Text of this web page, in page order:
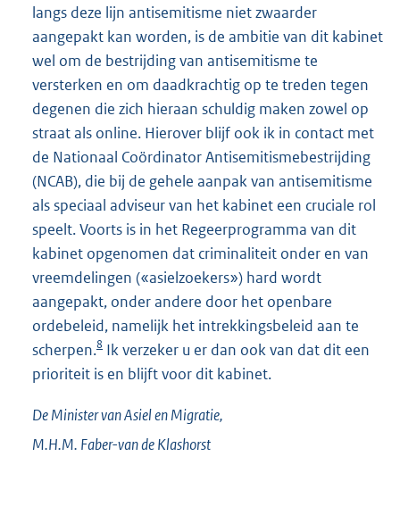
langs deze lijn antisemitisme niet zwaarder
aangepakt kan worden, is de ambitie van dit kabinet
wel om de bestrijding van antisemitisme te
versterken en om daadkrachtig op te treden tegen
degenen die zich hieraan schuldig maken zowel op
straat als online. Hierover blijf ook ik in contact met
de Nationaal Coördinator Antisemitismebestrijding
(NCAB), die bij de gehele aanpak van antisemitisme
als speciaal adviseur van het kabinet een cruciale rol
speelt. Voorts is in het Regeerprogramma van dit
kabinet opgenomen dat criminaliteit onder en van
vreemdelingen («asielzoekers») hard wordt
aangepakt, onder andere door het openbare
ordebeleid, namelijk het intrekkingsbeleid aan te
scherpen.8 Ik verzeker u er dan ook van dat dit een
prioriteit is en blijft voor dit kabinet.
De Minister van Asiel en Migratie,
M.H.M. Faber-van de Klashorst